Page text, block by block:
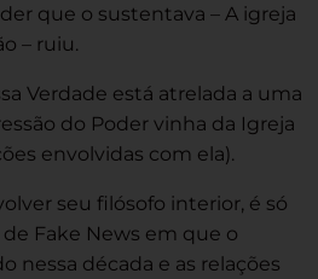
que o sustentava – A igreja
– ruiu.
Verdade está atrelada a uma
do Poder vinha da Igreja
envolvidas com ela).
seu filósofo interior, é só
Fake News em que o
nessa década e as relações